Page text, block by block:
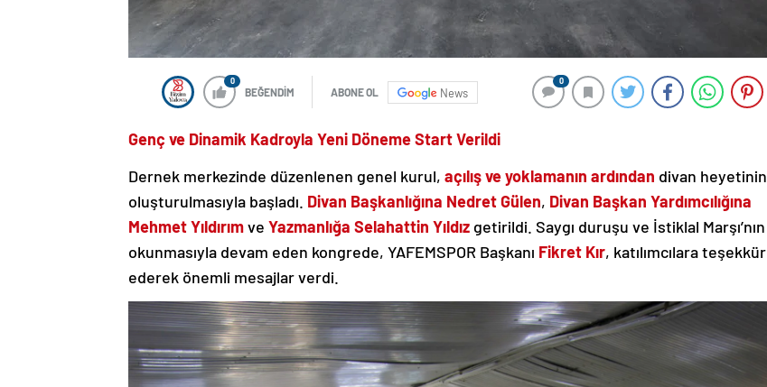
0
BEĞENDİM ABONE OL News
0
Genç ve Dinamik Kadroyla Yeni Döneme Start Verildi
Dernek merkezinde düzenlenen genel kurul, açılış ve yoklamanın ardından divan heyetinin
oluşturulmasıyla başladı. Divan Başkanlığına Nedret Gülen, Divan Başkan Yardımcılığına
Mehmet Yıldırımve Yazmanlığa Selahattin Yıldız getirildi. Saygı duruşu ve İstiklal Marşı’nın
okunmasıyla devam eden kongrede, YAFEMSPOR Başkanı Fikret Kır, katılımcılara teşekkür
ederek önemli mesajlar verdi.